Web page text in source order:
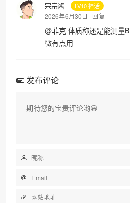
宗宗酱 LV10 神话
2026年6月30日 回复
@菲克 体质称还是能测量
微有点用
发布评论